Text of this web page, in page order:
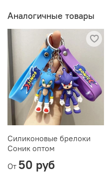
Аналогичные товары
Силиконовые брелоки
Соник оптом
От 50 руб